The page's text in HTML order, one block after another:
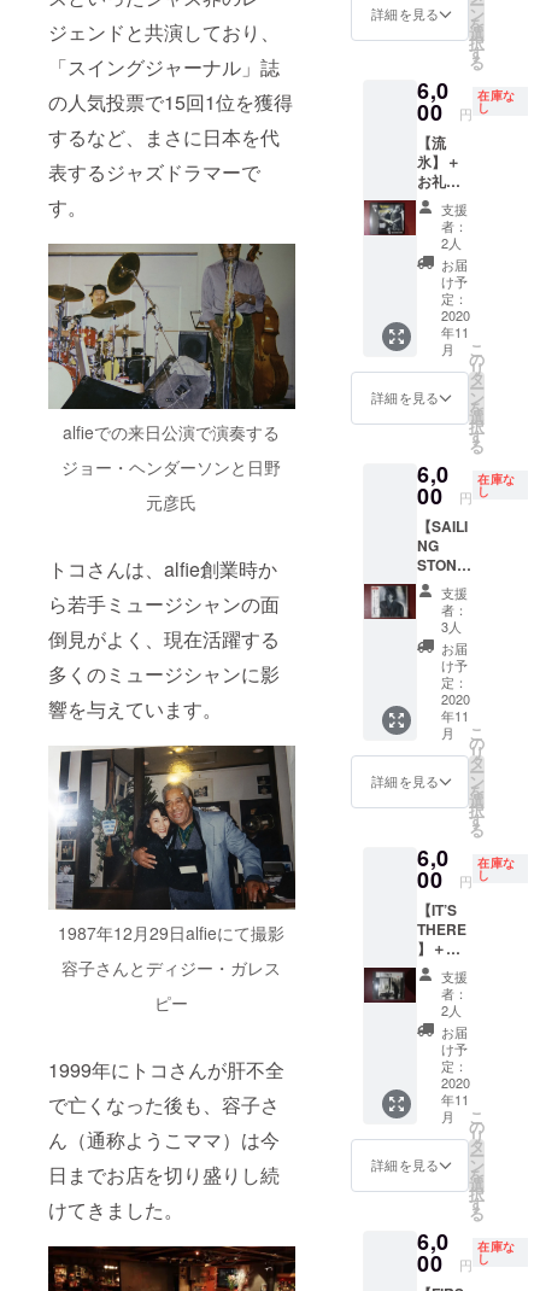
ジェンドと共演しており、
「スイングジャーナル」誌
の人気投票で15回1位を獲得
するなど、まさに日本を代
表するジャズドラマーで
す。
alfieでの来日公演で演奏する
ジョー・ヘンダーソンと日野
元彦氏
トコさんは、alfie創業時か
ら若手ミュージシャンの面
倒見がよく、現在活躍する
多くのミュージシャンに影
響を与えています。
1987年12月29日alfieにて撮影
容子さんとディジー・ガレス
ピー
1999年にトコさんが肝不全
で亡くなった後も、容子さ
ん（通称ようこママ）は今
日までお店を切り盛りし続
けてきました。
す。
第一弾
『Tac
Tic』で
ンバー
は、日
野元彦
（Ds)、
岡崎好
朗
（Tp)、
多田誠
（As)、
川嶋哲
（Ts,Ss
)、今泉
正明
（Pf)、
荒巻茂
（Bs)、
恵
（Vo）
（敬称
略）で
す。
詳細を見る ン
を
選
択
す
る
6,0
00 円
在庫な
し
【流
氷】＋
お礼の
メッ
セージ
1976年
2月7日
に根室
市民会
館でラ
イブ録
音され
た、日
野元彦
さんの
アルバ
氷』で
す。 メ
ンバー
は、日
野元彦
（Ds)、
山口真
（Ts)、
清水靖
（Ts)、
渡辺香
津美
（Gt)、
井野信
義
す。
支援
者：
2人
お届
け予
定：
2020
年11
月
詳細を見る
こ
の
リ
タ
ー
ン
を
選
択
す
る
6,0
00 円
在庫な
し
【SAILI
NG
STONE
】＋お
礼の
メッ
セージ
1991年
に録音
された
日野元
彦さん
のリー
ダー・
アルバ
ムで
ンバー
は、日
野元彦
（Ds)、
Steve
Swallo
w（Ba)
Karen
Mantler
（Org、
Harmo
nica)、
Mike
Stern（
Gt)、
Marc
Liebma
n（Sax)
、日野
支援
者：
3人
お届
け予
定：
2020
年11
月
詳細を見る
こ
の
リ
タ
ー
ン
を
選
択
す
る
6,0
00 円
在庫な
し
【IT’S
THERE
】＋お
礼の
メッ
セージ
1976年
2月7日
に根室
市民会
館でラ
イブ録
音され
た、日
野元彦
さんの
ム『流
氷』で
す。 メ
支援
者：
2人
お届
け予
定：
2020
年11
月
詳細を見る
こ
の
リ
タ
ー
ン
を
選
択
す
る
6,0
00 円
在庫な
し